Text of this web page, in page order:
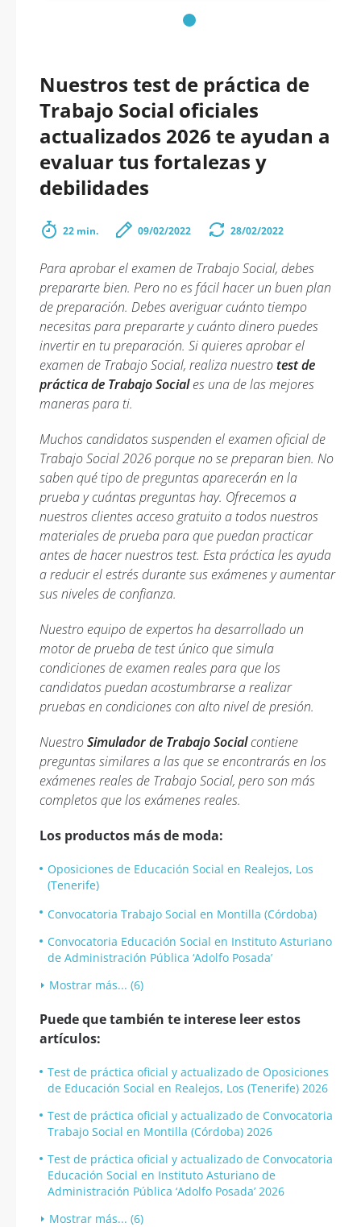
Nuestros test de práctica de
Trabajo Social oficiales
actualizados 2026 te ayudan a
evaluar tus fortalezas y
debilidades
22 min. 09/02/2022 28/02/2022
Para aprobar el examen de Trabajo Social, debes
prepararte bien. Pero no es fácil hacer un buen plan
de preparación. Debes averiguar cuánto tiempo
necesitas para prepararte y cuánto dinero puedes
invertir en tu preparación. Si quieres aprobar el
examen de Trabajo Social, realiza nuestro test de
práctica de Trabajo Sociales una de las mejores
maneras para ti.
Muchos candidatos suspenden el examen oficial de
Trabajo Social 2026 porque no se preparan bien. No
saben qué tipo de preguntas aparecerán en la
prueba y cuántas preguntas hay. Ofrecemos a
nuestros clientes acceso gratuito a todos nuestros
materiales de prueba para que puedan practicar
antes de hacer nuestros test. Esta práctica les ayuda
a reducir el estrés durante sus exámenes y aumentar
sus niveles de confianza.
Nuestro equipo de expertos ha desarrollado un
motor de prueba de test único que simula
condiciones de examen reales para que los
candidatos puedan acostumbrarse a realizar
pruebas en condiciones con alto nivel de presión.
NuestroSimulador de Trabajo Socialcontiene
preguntas similares a las que se encontrarás en los
exámenes reales de Trabajo Social, pero son más
completos que los exámenes reales.
Los productos más de moda:
Oposiciones de Educación Social en Realejos, Los
(Tenerife)
Convocatoria Trabajo Social en Montilla (Córdoba)
Convocatoria Educación Social en Instituto Asturiano
de Administración Pública ‘Adolfo Posada’
Mostrar más... (6)
Puede que también te interese leer estos
artículos:
Test de práctica oficial y actualizado de Oposiciones
de Educación Social en Realejos, Los (Tenerife) 2026
Test de práctica oficial y actualizado de Convocatoria
Trabajo Social en Montilla (Córdoba) 2026
Test de práctica oficial y actualizado de Convocatoria
Educación Social en Instituto Asturiano de
Administración Pública ‘Adolfo Posada’ 2026
Mostrar más... (6)